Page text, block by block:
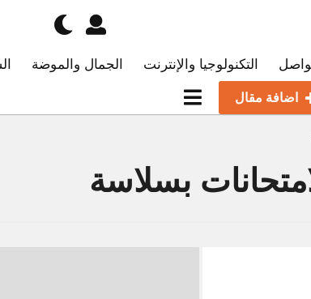
التكنولوجيا والإنترنت الجمال والموضة
اضافة مقال
بسلاسة